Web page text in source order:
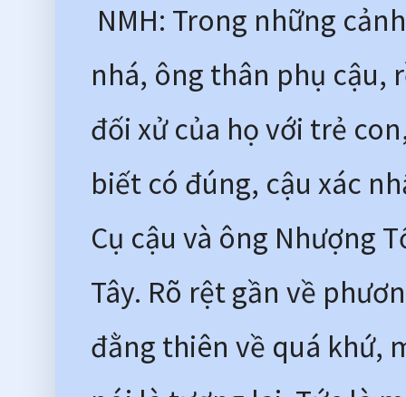
NMH: Trong những
nhá, ông thân phụ cậu,
đối xử của họ với trẻ
biết có đúng, cậu xác
Cụ cậu và ông Nhượng
Tây. Rõ rệt gần về
đằng thiên về quá khứ,